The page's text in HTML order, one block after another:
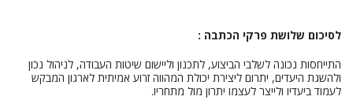
לסיכום שלושת פרקי הכתבה :
התייחסות נכונה לשלבי הביצוע, לתכנון וליישום שיטות העבודה, לניהול נכון
ולהשגת היעדים, יתרום ליצירת יכולת המהווה זרוע אמיתית לארגון המבקש
לעמוד ביעדיו ולייצר לעצמו יתרון מול מתחריו.